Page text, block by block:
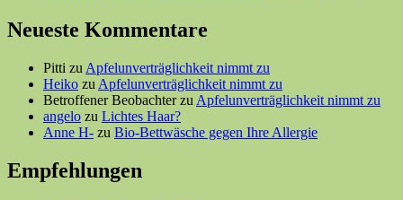
Neueste Kommentare
Pitti zu Apfelunverträglichkeit nimmt zu
Heiko zu Apfelunverträglichkeit nimmt zu
Betroffener Beobachterzu Apfelunverträglichkeit nimmt zu
angelo zu Lichtes Haar?
Anne H- zu Bio-Bettwäsche gegen Ihre Allergie
Empfehlungen